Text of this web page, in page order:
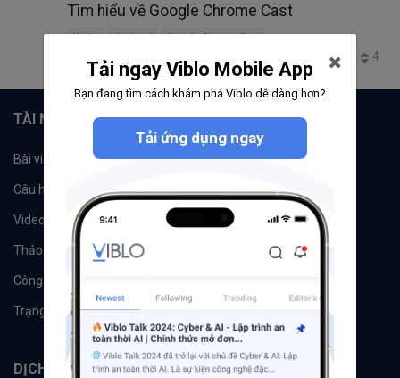
Tìm hiểu về Google Chrome Cast
Kotlin Android Google ChromeCast
4
TÀI NGUYÊN
Bài viết Tổ chức
Câu hỏi Tags
Videos Tác giả
Thảo luận Đề xuất hệ thống
Công cụ
Trạng thái hệ thống
DỊCH VỤ
Tải ngay Viblo Mobile App
Bạn đang tìm cách khám phá Viblo dễ dàng hơn?
Tải ứng dụng ngay